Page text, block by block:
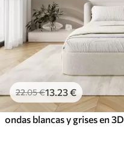
22.05€13 .23€
ondas blancas y grises en 3D